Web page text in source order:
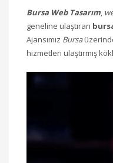
Bursa Web Tasarım,
geneline ulaştıran
Ajansımız Bursa
hizmetleri ulaştırmış